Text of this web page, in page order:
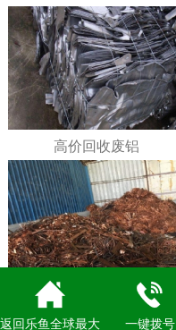
高价回收废铝
高价回收废铜
返回乐鱼全球最大 一键拨号